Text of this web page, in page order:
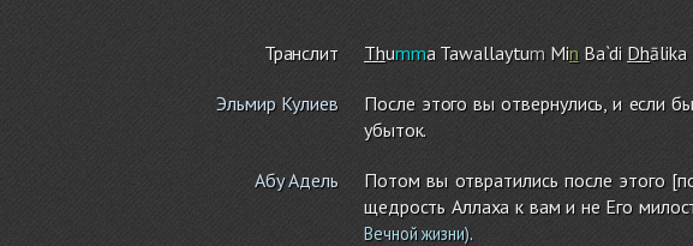
Транслит Thumma Tawallaytum MinBa`di Dhālika
Эльмир Кулиев
После этого вы отвернулись, и если
убыток.
Абу Адель Потом вы отвратились после этого
щедрость Аллаха к вам и не Его
Вечной жизни).